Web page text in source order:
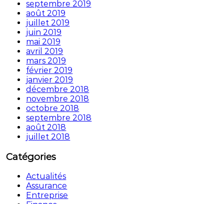
septembre 2019
août 2019
juillet 2019
juin 2019
mai 2019
avril 2019
mars 2019
février 2019
janvier 2019
décembre 2018
novembre 2018
octobre 2018
septembre 2018
août 2018
juillet 2018
Catégories
Actualités
Assurance
Entreprise